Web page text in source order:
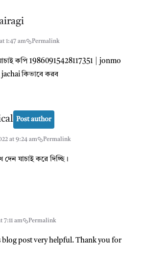
1:47 am Permalink
কপি 19860915428117351 | jonmo
কিভাবে করব
Post author
at 9:24 am Permalink
দেন যাচাই করে দিচ্ছি।
7:11 am Permalink
post very helpful. Thank you for